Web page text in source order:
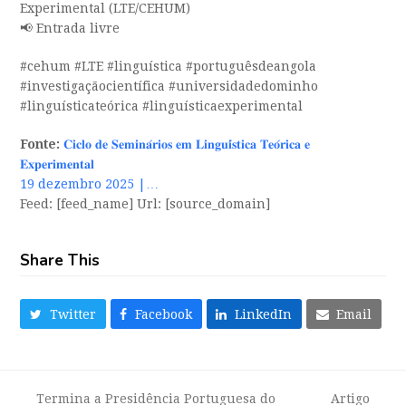
Experimental (LTE/CEHUM)
📢 Entrada livre
#cehum #LTE #linguística #portuguêsdeangola
#investigaçãocientífica #universidadedominho
#linguísticateórica #linguísticaexperimental
Fonte: 𝐂𝐢𝐜𝐥𝐨 𝐝𝐞 𝐒𝐞𝐦𝐢𝐧𝐚́𝐫𝐢𝐨𝐬 𝐞𝐦 𝐋𝐢𝐧𝐠𝐮𝐢́𝐬𝐭𝐢𝐜𝐚 𝐓𝐞𝐨́𝐫𝐢𝐜𝐚 𝐞
𝐄𝐱𝐩𝐞𝐫𝐢𝐦𝐞𝐧𝐭𝐚𝐥
19 dezembro 2025 |…
Feed: [feed_name] Url: [source_domain]
Share This
Twitter Facebook LinkedIn Email
Termina a Presidência Portuguesa do Artigo